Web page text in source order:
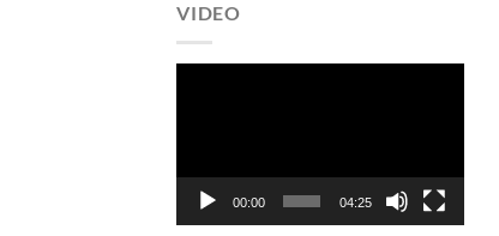
VIDEO
00:00 04:25